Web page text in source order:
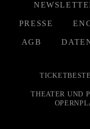
PRESSE
AGB
THEATER UND